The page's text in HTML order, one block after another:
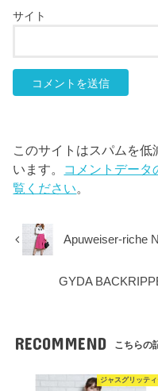
サイト
このサイトはスパムを
います。 コメントデータ
覧ください
Apuweiser-riche
GYDA
RECOMMEND こちらの
ジャスグリッテ